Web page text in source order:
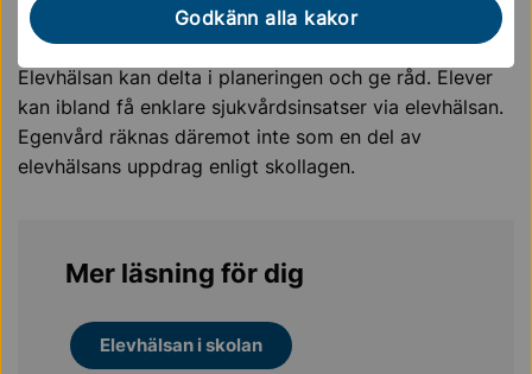
Godkänn alla kakor
Elevhälsans ansvar
Elevhälsan kan delta i planeringen och ge råd. Elever
kan ibland få enklare sjukvårdsinsatser via elevhälsan.
Egenvård räknas däremot inte som en del av
elevhälsans uppdrag enligt skollagen.
Mer läsning för dig
Elevhälsan i skolan